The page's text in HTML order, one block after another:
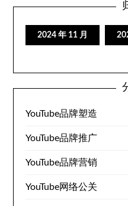
2024 年 11 月
YouTube品牌塑造
YouTube品牌推广
YouTube品牌营销
YouTube网络公关